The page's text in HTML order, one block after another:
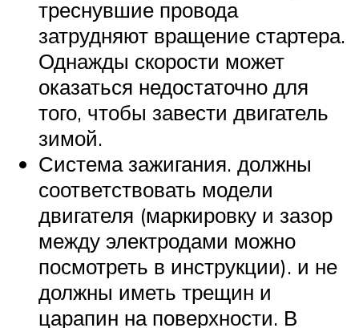
треснувшие провода
затрудняют вращение стартера.
Однажды скорости может
оказаться недостаточно для
того, чтобы завести двигатель
зимой.
Система зажигания. должны
соответствовать модели
двигателя (маркировку и зазор
между электродами можно
посмотреть в инструкции). и не
должны иметь трещин и
царапин на поверхности. В